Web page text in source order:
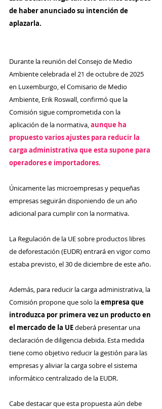
de haber anunciado su intención de
aplazarla.
Durante la reunión del Consejo de Medio
Ambiente celebrada el 21 de octubre de 2025
en Luxemburgo, el Comisario de Medio
Ambiente, Erik Roswall, confirmó que la
Comisión sigue comprometida con la
aplicación de la normativa, aunque ha
propuesto varios ajustes para reducir la
carga administrativa que esta supone para
operadores e importadores.
Únicamente las microempresas y pequeñas
empresas seguirán disponiendo de un año
adicional para cumplir con la normativa.
La Regulación de la UE sobre productos libres
de deforestación (EUDR) entrará en vigor como
estaba previsto, el 30 de diciembre de este año.
Además, para reducir la carga administrativa, la
Comisión propone que solo la empresa que
introduzca por primera vez un producto en
el mercado de la UE deberá presentar una
declaración de diligencia debida. Esta medida
tiene como objetivo reducir la gestión para las
empresas y aliviar la carga sobre el sistema
informático centralizado de la EUDR.
Cabe destacar que esta propuesta aún debe